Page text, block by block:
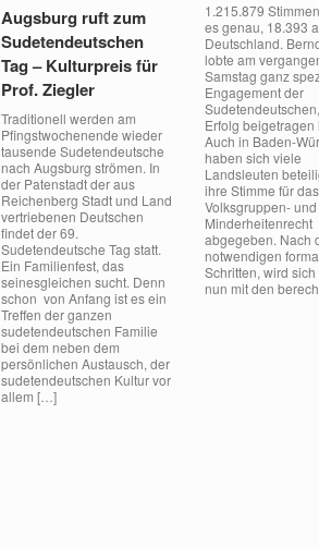
Augsburg ruft zum
Sudetendeutschen
Tag – Kulturpreis für
Prof. Ziegler
Traditionell werden am
Pfingstwochenende wieder
tausende Sudetendeutsche
nach Augsburg strömen. In
der Patenstadt der aus
Reichenberg Stadt und Land
vertriebenen Deutschen
findet der 69.
Sudetendeutsche Tag statt.
Ein Familienfest, das
seinesgleichen sucht. Denn
schon von Anfang ist es ein
Treffen der ganzen
sudetendeutschen Familie
bei dem neben dem
persönlichen Austausch, der
sudetendeutschen Kultur vor
allem […]
1.215.879
es genau, 18.393
Deutschland.
lobte am
Samstag ganz
Engagement der
Erfolg beigetragen
Auch in Baden-
haben sich viele
Landsleuten
ihre Stimme für das
Volksgruppen- und
Minderheitenrecht
abgegeben. Nach
notwendigen
Schritten, wird sich
nun mit den